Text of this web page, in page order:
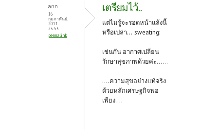
ann
16
กุมภาพันธ์,
2011 -
23:53
permalink
เตรียมไว้..
แต่ไม่รู้จะรอดหน้าแล้งนี้
หรือเปล่า... :sweating:
เช่นกัน อากาศเปลี่ยน
รักษาสุขภาพด้วยค่ะ......
....ความสุขอย่างแท้จริง
ด้วยหลักเศรษฐกิจพอ
เพียง....